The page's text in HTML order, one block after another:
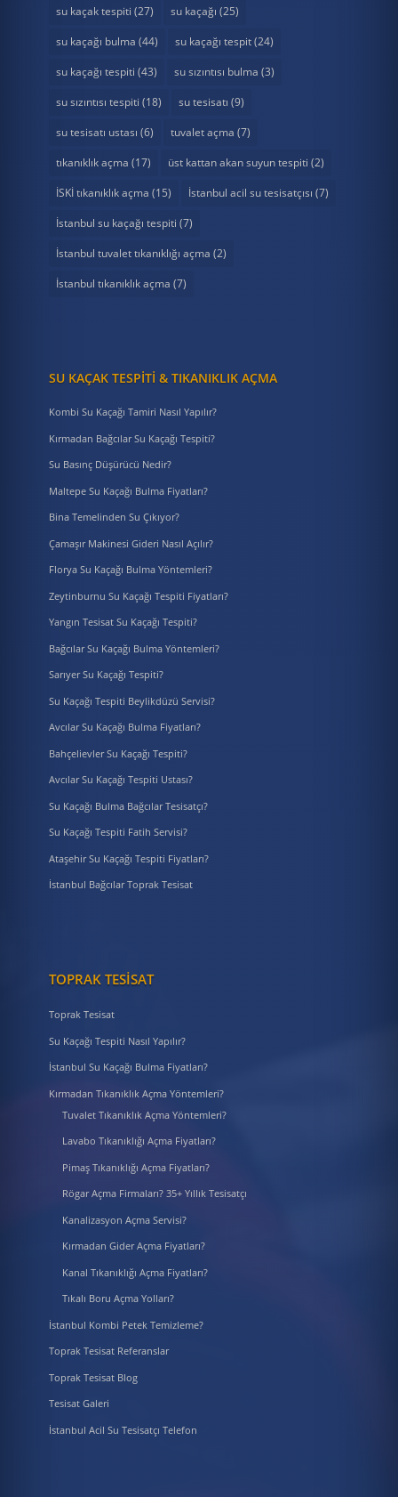
su kaçak tespiti (27) su kaçağı (25)
su kaçağı bulma (44) su kaçağı tespit(24)
su kaçağı tespiti (43) su sızıntısı bulma (3)
su sızıntısı tespiti (18) su tesisatı (9)
su tesisatı ustası (6) tuvalet açma (7)
tıkanıklık açma (17) üst kattan akan suyun tespiti (2)
İSKİ tıkanıklık açma (15) İstanbul acil su tesisatçısı (7)
İstanbul su kaçağı tespiti (7)
İstanbul tuvalet tıkanıklığı açma (2)
İstanbul tıkanıklık açma (7)
SU KAÇAK TESPITI & TIKANIKLIK AÇMA
Kombi Su Kaçağı Tamiri Nasıl Yapılır?
Kırmadan Bağcılar Su Kaçağı Tespiti?
Su Basınç Düşürücü Nedir?
Maltepe Su Kaçağı Bulma Fiyatları?
Bina Temelinden Su Çıkıyor?
Çamaşır Makinesi Gideri Nasıl Açılır?
Florya Su Kaçağı Bulma Yöntemleri?
Zeytinburnu Su Kaçağı Tespiti Fiyatları?
Yangın Tesisat Su Kaçağı Tespiti?
Bağcılar Su Kaçağı Bulma Yöntemleri?
Sarıyer Su Kaçağı Tespiti?
Su Kaçağı Tespiti Beylikdüzü Servisi?
Avcılar Su Kaçağı Bulma Fiyatları?
Bahçelievler Su Kaçağı Tespiti?
Avcılar Su Kaçağı Tespiti Ustası?
Su Kaçağı Bulma Bağcılar Tesisatçı?
Su Kaçağı Tespiti Fatih Servisi?
Ataşehir Su Kaçağı Tespiti Fiyatları?
İstanbul Bağcılar Toprak Tesisat
TOPRAK TESISAT
Toprak Tesisat
Su Kaçağı Tespiti Nasıl Yapılır?
İstanbul Su Kaçağı Bulma Fiyatları?
Kırmadan Tıkanıklık Açma Yöntemleri?
Tuvalet Tıkanıklık Açma Yöntemleri?
Lavabo Tıkanıklığı Açma Fiyatları?
Pimaş Tıkanıklığı Açma Fiyatları?
Rögar Açma Firmaları? 35+ Yıllık Tesisatçı
Kanalizasyon Açma Servisi?
Kırmadan Gider Açma Fiyatları?
Kanal Tıkanıklığı Açma Fiyatları?
Tıkalı Boru Açma Yolları?
İstanbul Kombi Petek Temizleme?
Toprak Tesisat Referanslar
Toprak Tesisat Blog
Tesisat Galeri
İstanbul Acil Su Tesisatçı Telefon